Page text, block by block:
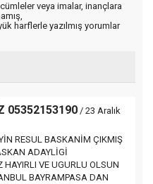
veya imalar, inançlara
harflerle yazılmış yorumlar
05352153190 / 23 Aralık
RESUL BASKANİM ÇIKMIŞ
ADAYLİGİ
HAYIRLI VE UGURLU OLSUN
BAYRAMPASA DAN